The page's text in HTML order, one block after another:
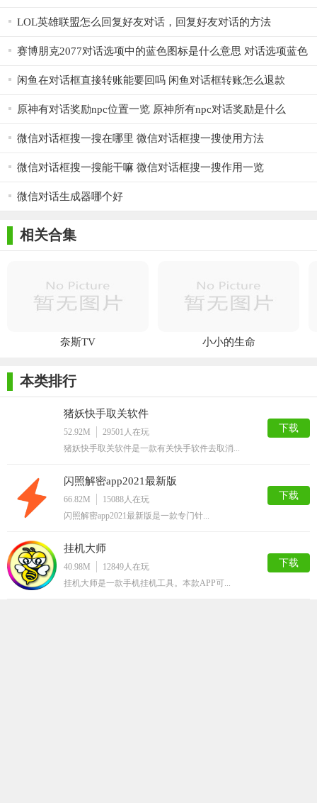
LOL英雄联盟怎么回复好友对话，回复好友对话的方法
赛博朋克2077对话选项中的蓝色图标是什么意思 对话选项蓝色
闲鱼在对话框直接转账能要回吗 闲鱼对话框转账怎么退款
原神有对话奖励npc位置一览 原神所有npc对话奖励是什么
微信对话框搜一搜在哪里 微信对话框搜一搜使用方法
微信对话框搜一搜能干嘛 微信对话框搜一搜作用一览
微信对话生成器哪个好
相关合集
奈斯TV 小小的生命
本类排行
猪妖快手取关软件
52.92M 29501 人在玩
猪妖快手取关软件是一款有关快手软件去取消...
下载
闪照解密app2021最新版
66.82M 15088人在玩
闪照解密app2021最新版是一款专门针...
下载
挂机大师
40.98M 12849人在玩
挂机大师是一款手机挂机工具。本款APP可...
下载